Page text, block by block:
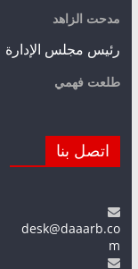
مدحت الزاهد
رئيس مجلس الإدارة
طلعت فهمي
اتصل بنا
desk@daaarb.co
m